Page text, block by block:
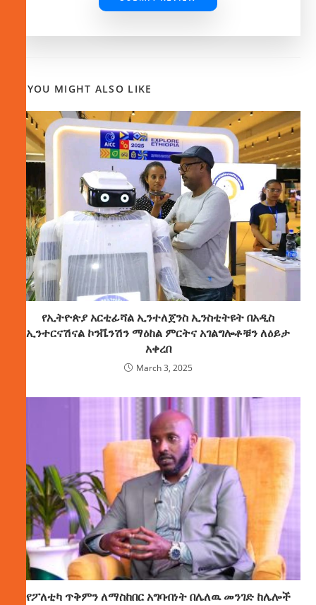
YOU MIGHT ALSO LIKE
የኢትዮጵያ አርቲፊሻል ኢንተለጀንስ ኢንስቲትዩት በአዲስ
ኢንተርናሽናል ኮንቬንሽን ማዕከል ምርትና አገልግሎቶቹን ለዕይታ
አቀረበ
March 3, 2025
የፖለቲካ ጥቅምን ለማስከበር አግባብነት በሌለዉ መንገድ ከሌሎች